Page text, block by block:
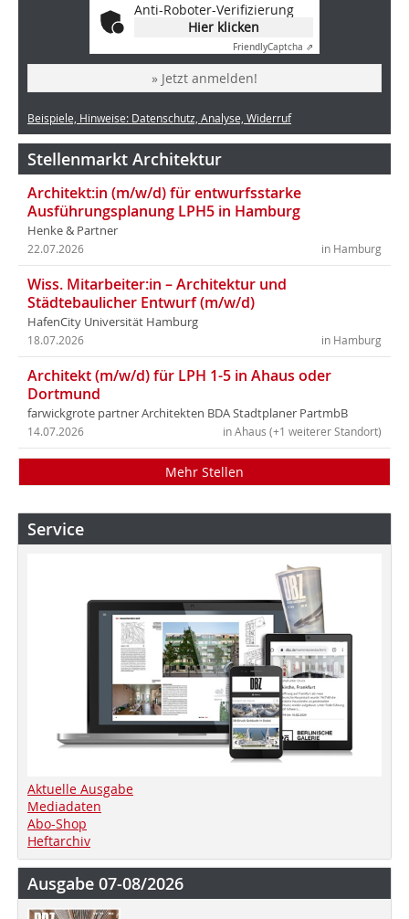
Anti-Roboter-Verifizierung
Hier klicken
FriendlyCaptcha ⇗
» Jetzt anmelden!
Beispiele, Hinweise: Datenschutz, Analyse, Widerruf
Stellenmarkt Architektur
Architekt:in (m/w/d) für entwurfsstarke
Ausführungsplanung LPH5 in Hamburg
Henke & Partner
in Hamburg
22.07.2026
Wiss. Mitarbeiter:in – Architektur und
Städtebaulicher Entwurf (m/w/d)
HafenCity Universität Hamburg
in Hamburg
18.07.2026
Architekt (m/w/d) für LPH 1-5 in Ahaus oder
Dortmund
farwickgrote partner Architekten BDA Stadtplaner PartmbB
in Ahaus (+1 weiterer Standort)
14.07.2026
Mehr Stellen
Service
Aktuelle Ausgabe
Mediadaten
Abo-Shop
Heftarchiv
Ausgabe 07-08/2026